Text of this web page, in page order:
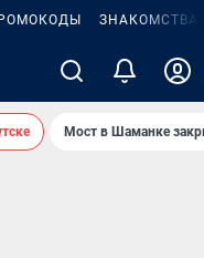
ЗНАКОМСТВА
Мост в Шаманке